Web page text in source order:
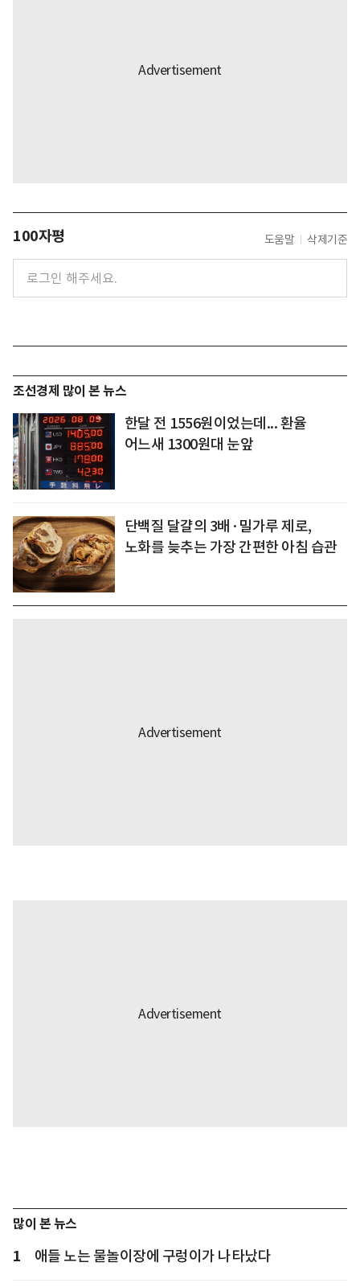
100자평 도움말 삭제기준
조선경제 많이 본 뉴스
한달 전 1556원이었는데... 환율
어느새 1300원대 눈앞
단백질 달걀의 3배·밀가루 제로,
노화를 늦추는 가장 간편한 아침 습관
많이 본 뉴스
1 애들 노는 물놀이장에 구렁이가 나타났다